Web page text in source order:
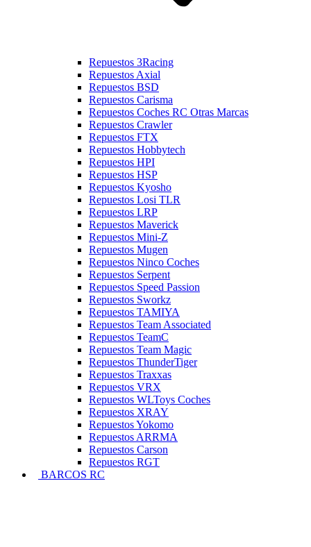
Repuestos 3Racing
Repuestos Axial
Repuestos BSD
Repuestos Carisma
Repuestos Coches RC Otras Marcas
Repuestos Crawler
Repuestos FTX
Repuestos Hobbytech
Repuestos HPI
Repuestos HSP
Repuestos Kyosho
Repuestos Losi TLR
Repuestos LRP
Repuestos Maverick
Repuestos Mini-Z
Repuestos Mugen
Repuestos Ninco Coches
Repuestos Serpent
Repuestos Speed Passion
Repuestos Sworkz
Repuestos TAMIYA
Repuestos Team Associated
Repuestos TeamC
Repuestos Team Magic
Repuestos ThunderTiger
Repuestos Traxxas
Repuestos VRX
Repuestos WLToys Coches
Repuestos XRAY
Repuestos Yokomo
Repuestos ARRMA
Repuestos Carson
Repuestos RGT
BARCOS RC